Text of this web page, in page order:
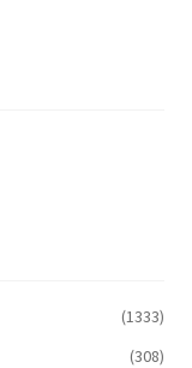
(1333)
(308)